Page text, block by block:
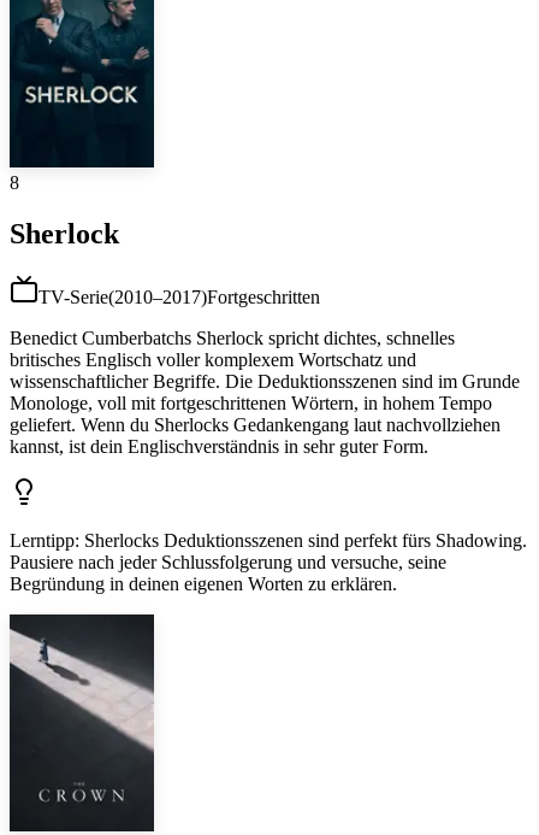
8
Sherlock
TV-Serie(2010–2017)Fortgeschritten
Benedict Cumberbatchs Sherlock spricht dichtes, schnelles
britisches Englisch voller komplexem Wortschatz und
wissenschaftlicher Begriffe. Die Deduktionsszenen sind im Grunde
Monologe, voll mit fortgeschrittenen Wörtern, in hohem Tempo
geliefert. Wenn du Sherlocks Gedankengang laut nachvollziehen
kannst, ist dein Englischverständnis in sehr guter Form.
Lerntipp: Sherlocks Deduktionsszenen sind perfekt fürs Shadowing.
Pausiere nach jeder Schlussfolgerung und versuche, seine
Begründung in deinen eigenen Worten zu erklären.